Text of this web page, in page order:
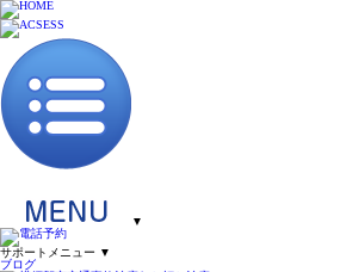
▼
サポートメニュー ▼
ブログ